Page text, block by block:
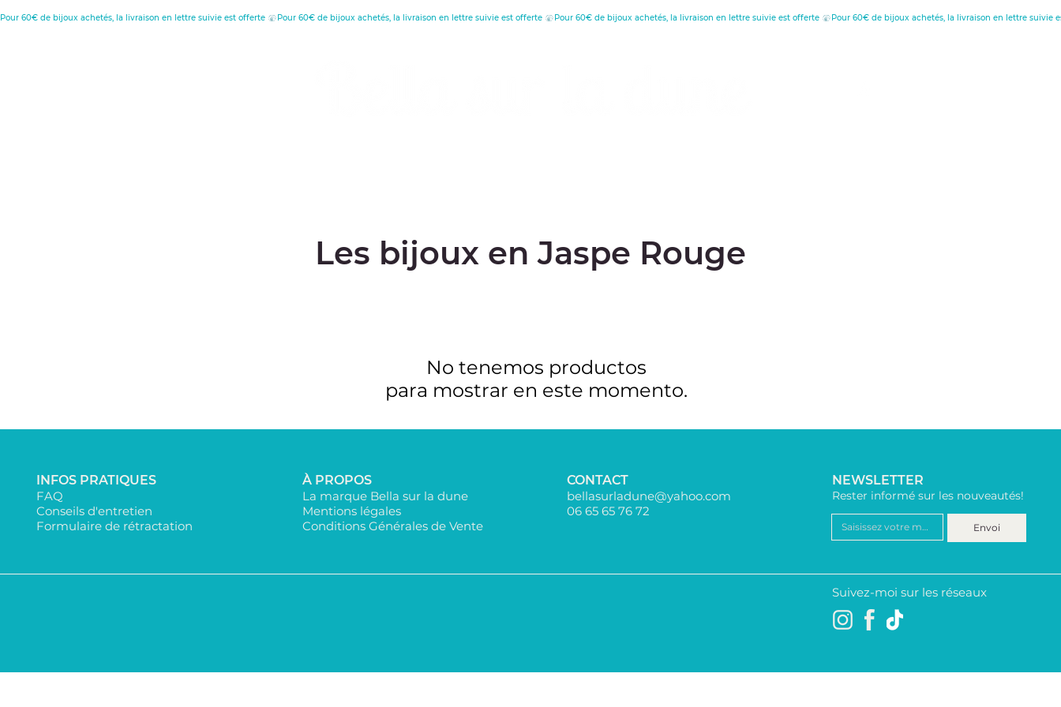
Pour 60€ de bijoux achetés, la livraison en lettre suivie est offerte
Les bijoux en Jaspe Rouge
No tenemos productos
para mostrar en este momento.
INFOS PRATIQUES
FAQ
Conseils d'entretien
Formulaire de rétractation
À PROPOS
La marque Bella sur la dune
Mentions légales
Conditions Générales de Vente
CONTACT
bellasurladune@yahoo.com
06 65 65 76 72​
NEWSLETTER
Rester informé sur les nouveautés!
Envoi
Suivez-moi sur les réseaux